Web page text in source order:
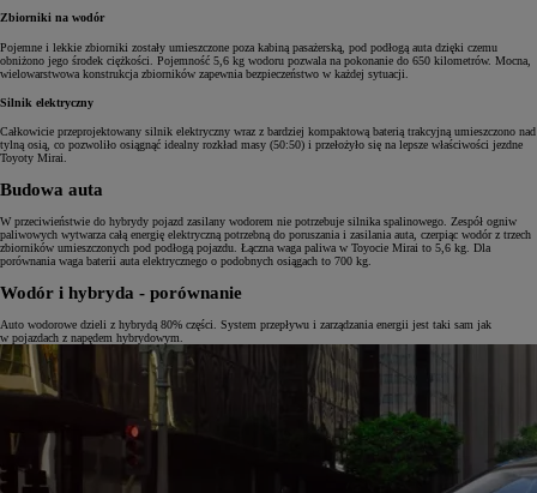
Zbiorniki na wodór
Pojemne i lekkie zbiorniki zostały umieszczone poza kabiną pasażerską, pod podłogą auta dzięki czemu
obniżono jego środek ciężkości. Pojemność 5,6 kg wodoru pozwala na pokonanie do 650 kilometrów. Mocna,
wielowarstwowa konstrukcja zbiorników zapewnia bezpieczeństwo w każdej sytuacji.
Silnik elektryczny
Całkowicie przeprojektowany silnik elektryczny wraz z bardziej kompaktową baterią trakcyjną umieszczono nad
tylną osią, co pozwoliło osiągnąć idealny rozkład masy (50:50) i przełożyło się na lepsze właściwości jezdne
Toyoty Mirai.
Budowa auta
W przeciwieństwie do hybrydy pojazd zasilany wodorem nie potrzebuje silnika spalinowego. Zespół ogniw
paliwowych wytwarza całą energię elektryczną potrzebną do poruszania i zasilania auta, czerpiąc wodór z trzech
zbiorników umieszczonych pod podłogą pojazdu. Łączna waga paliwa w Toyocie Mirai to 5,6 kg. Dla
porównania waga baterii auta elektrycznego o podobnych osiągach to 700 kg.
Wodór i hybryda - porównanie
Auto wodorowe dzieli z hybrydą 80% części. System przepływu i zarządzania energii jest taki sam jak
w pojazdach z napędem hybrydowym.